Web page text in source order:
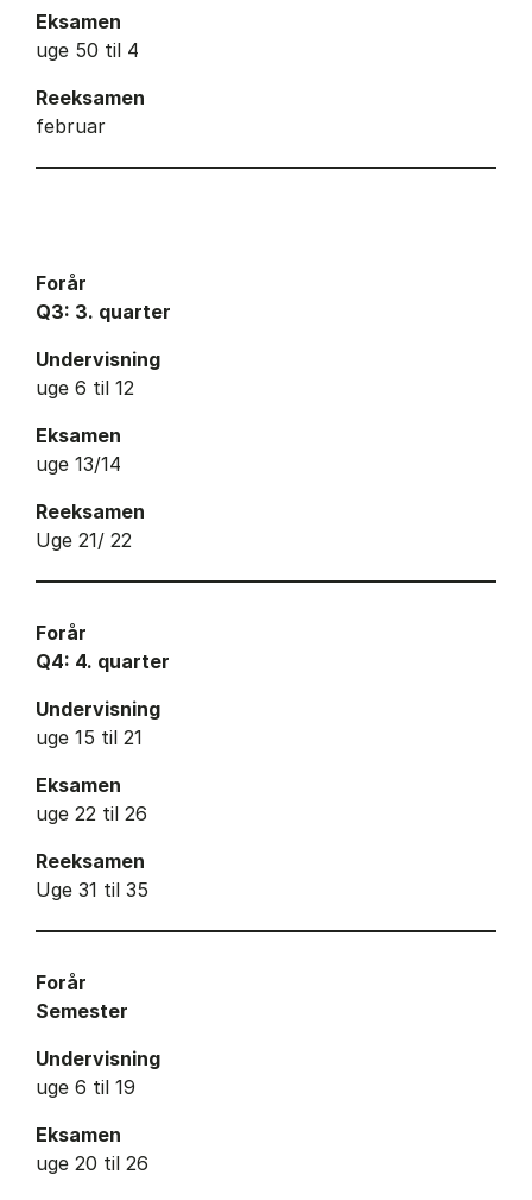
Eksamen
uge 50 til 4
Reeksamen
februar
Forår
Q3: 3. quarter
Undervisning
uge 6 til 12
Eksamen
uge 13/14
Reeksamen
Uge 21/ 22
Forår
Q4: 4. quarter
Undervisning
uge 15 til 21
Eksamen
uge 22 til 26
Reeksamen
Uge 31 til 35
Forår
Semester
Undervisning
uge 6 til 19
Eksamen
uge 20 til 26